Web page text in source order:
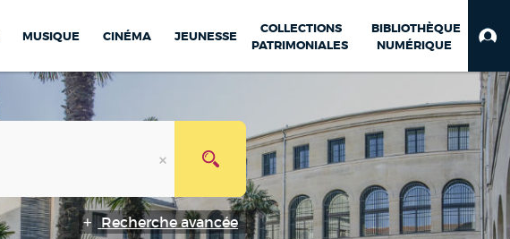
MUSIQUE CINÉMA JEUNESSE
COLLECTIONS
PATRIMONIALES
BIBLIOTHÈQUE
NUMÉRIQUE
Recherche avancée